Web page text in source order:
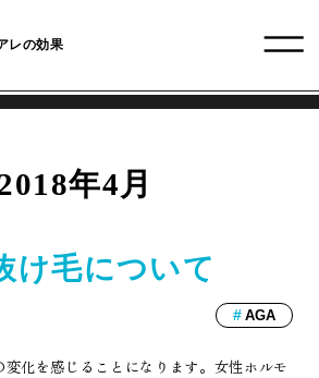
レの効果
年4月
け毛について
AGA
化を感じることになります。女性ホルモ